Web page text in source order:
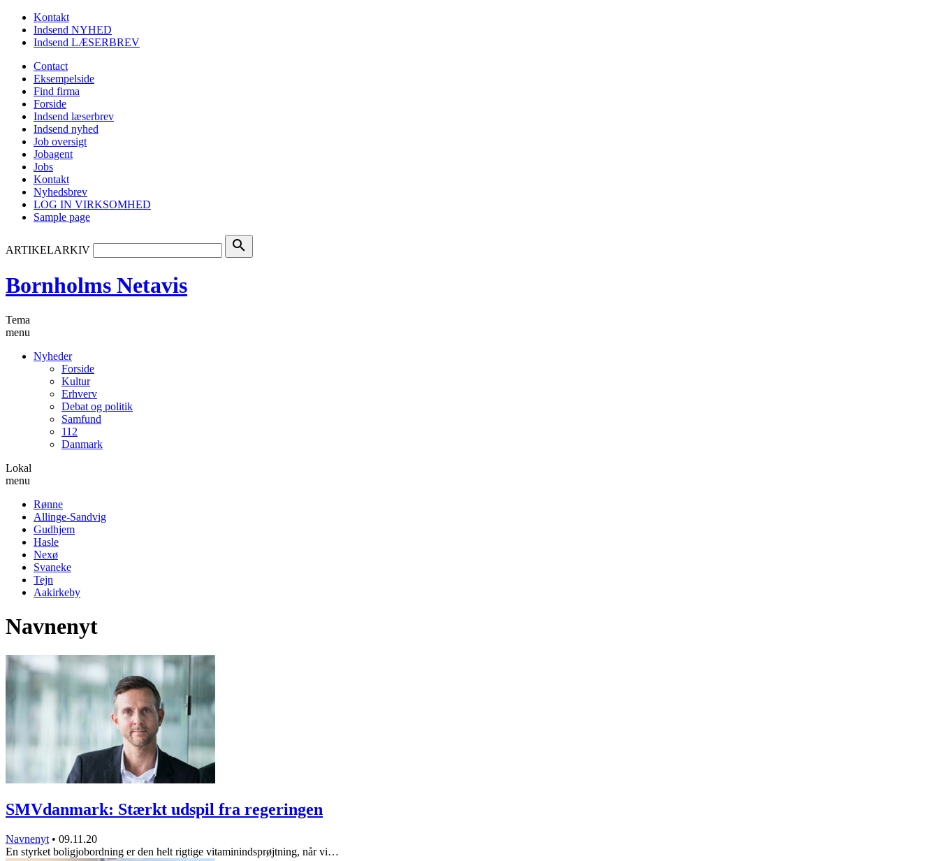
Kontakt
Indsend NYHED
Indsend LÆSERBREV
Contact
Eksempelside
Find firma
Forside
Indsend læserbrev
Indsend nyhed
Job oversigt
Jobagent
Jobs
Kontakt
Nyhedsbrev
LOG IN VIRKSOMHED
Sample page
ARTIKELARKIV search
Bornholms Netavis
Tema
menu
Nyheder
Forside
Kultur
Erhverv
Debat og politik
Samfund
112
Danmark
Lokal
menu
Rønne
Allinge-Sandvig
Gudhjem
Hasle
Nexø
Svaneke
Tejn
Aakirkeby
Navnenyt
SMVdanmark: Stærkt udspil fra regeringen
Navnenyt • 09.11.20
En styrket boligjobordning er den helt rigtige vitaminindsprøjtning, når vi…